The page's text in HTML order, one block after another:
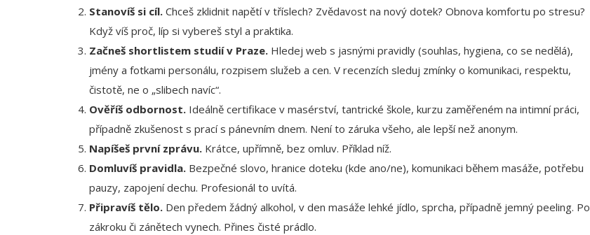
Stanovíš si cíl. Chceš zklidnit napětí v tříslech? Zvědavost na nový dotek? Obnova komfortu po stresu?
Když víš proč, líp si vybereš styl a praktika.
Začneš shortlistem studií v Praze. Hledej web s jasnými pravidly (souhlas, hygiena, co se nedělá),
jmény a fotkami personálu, rozpisem služeb a cen. V recenzích sleduj zmínky o komunikaci, respektu,
čistotě, ne o „slibech navíc“.
Ověříš odbornost. Ideálně certifikace v masérství, tantrické škole, kurzu zaměřeném na intimní práci,
případně zkušenost s prací s pánevním dnem. Není to záruka všeho, ale lepší než anonym.
Napíšeš první zprávu. Krátce, upřímně, bez omluv. Příklad níž.
Domluvíš pravidla. Bezpečné slovo, hranice doteku (kde ano/ne), komunikaci během masáže, potřebu
pauzy, zapojení dechu. Profesionál to uvítá.
Připravíš tělo. Den předem žádný alkohol, v den masáže lehké jídlo, sprcha, případně jemný peeling. Po
zákroku či zánětech vynech. Přines čisté prádlo.